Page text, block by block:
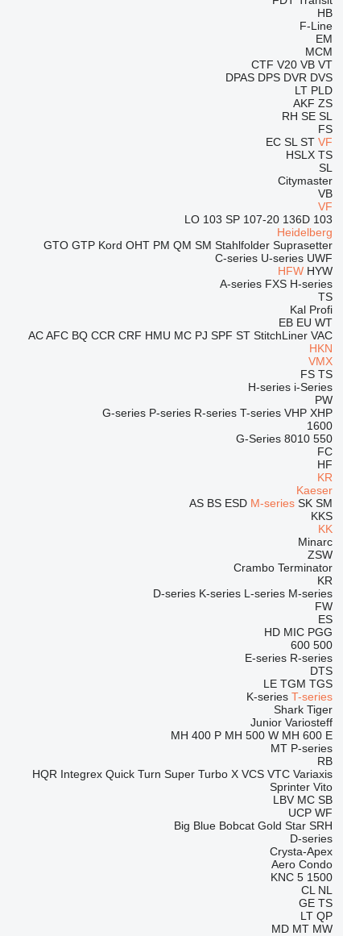
HB
F-Line
EM
MCM
CTF V20 VB VT
DPAS DPS DVR DVS
LT PLD
AKF ZS
RH SE SL
FS
EC SL ST VF
HSLX TS
SL
Citymaster
VB
VF
103 LO
103 SP 107-20 136D
Heidelberg
GTO GTP Kord OHT PM QM SM Stahlfolder Suprasetter
C-series U-series UWF
HFW HYW
A-series FXS H-series
TS
Kal Profi
EB EU WT
AC AFC BQ CCR CRF HMU MC PJ SPF ST StitchLiner VAC
HKN
VMX
FS TS
H-series i-Series
PW
G-series P-series R-series T-series VHP XHP
1600
550
8010
G-Series
FC
HF
KR
Kaeser
AS BS ESD M-series SK SM
KKS
KK
Minarc
ZSW
Crambo Terminator
KR
D-series K-series L-series M-series
FW
ES
HD MIC PGG
500
600
E-series R-series
DTS
LE TGM TGS
K-series T-series
Shark Tiger
Junior Variosteff
MH 400 P MH 500 W MH 600 E
MT P-series
RB
HQR Integrex Quick Turn Super Turbo X VCS VTC Variaxis
Sprinter Vito
LBV MC SB
UCP WF
Big Blue Bobcat Gold Star SRH
D-series
Crysta-Apex
Aero Condo
KNC 5 1500
CL NL
GE TS
LT QP
MD MT MW